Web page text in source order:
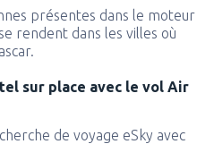
présentes dans le moteur
rendent dans les villes où
sur place avec le vol Air
de voyage eSky avec